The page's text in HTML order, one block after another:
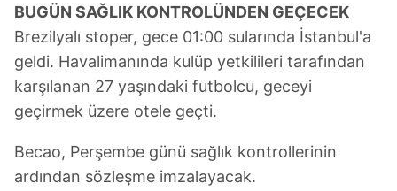
BUGÜN SAĞLIK KONTROLÜNDEN GEÇECEK
Brezilyalı stoper, gece 01:00 sularında İstanbul'a
geldi. Havalimanında kulüp yetkilileri tarafından
karşılanan 27 yaşındaki futbolcu, geceyi
geçirmek üzere otele geçti.
Becao, Perşembe günü sağlık kontrollerinin
ardından sözleşme imzalayacak.